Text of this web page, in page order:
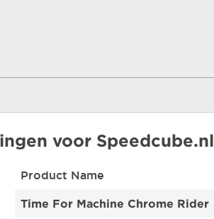
voor Speedcube.nl
Product Name
Time For Machine Chrome Rider